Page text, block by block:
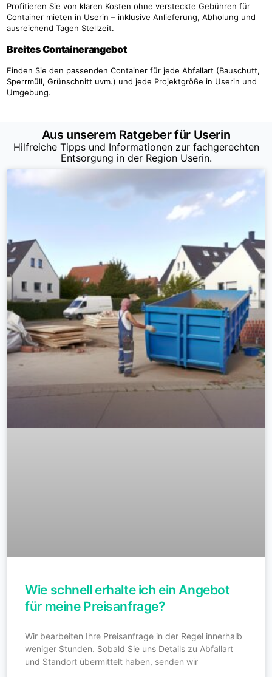
Profitieren Sie von klaren Kosten ohne versteckte Gebühren für
Container mieten in Userin – inklusive Anlieferung, Abholung und
ausreichend Tagen Stellzeit.
Breites Containerangebot
Finden Sie den passenden Container für jede Abfallart (Bauschutt,
Sperrmüll, Grünschnitt uvm.) und jede Projektgröße in Userin und
Umgebung.
Aus unserem Ratgeber für Userin
Hilfreiche Tipps und Informationen zur fachgerechten
Entsorgung in der Region Userin.
Wie schnell erhalte ich ein Angebot
für meine Preisanfrage?
Wir bearbeiten Ihre Preisanfrage in der Regel innerhalb
weniger Stunden. Sobald Sie uns Details zu Abfallart
und Standort übermittelt haben, senden wir